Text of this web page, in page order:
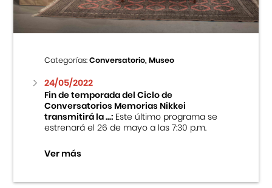
Categorías:Conversatorio, Museo
24/05/2022
Fin de temporada del Ciclo de
Conversatorios Memorias Nikkei
transmitirá la ...:Este último programa se
estrenará el 26 de mayo a las 7:30 p.m.
Ver más